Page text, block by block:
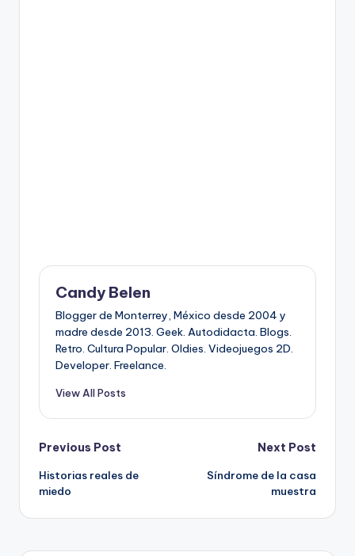
Candy Belen
Blogger de Monterrey, México desde 2004 y
madre desde 2013. Geek. Autodidacta. Blogs.
Retro. Cultura Popular. Oldies. Videojuegos 2D.
Developer. Freelance.
View All Posts
Post
navigation
Previous Post
Historias reales de
miedo
Next Post
Síndrome de la casa
muestra